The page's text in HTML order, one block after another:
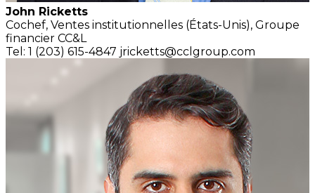
John Ricketts
Cochef, Ventes institutionnelles (États-Unis), Groupe
financier CC&L
Tel: 1 (203) 615-4847 jricketts@cclgroup.com